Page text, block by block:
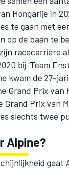
Hongarije in
te gaan met
op de baan te
racecarrière
bij 'Team
kwam de 27-
Grand Prix van
Grand Prix van
slechts twee
Alpine?
gaat